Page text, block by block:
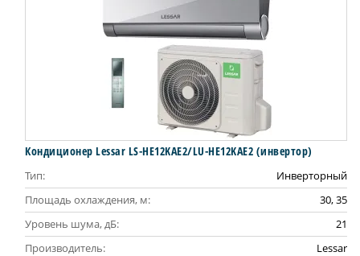
Кондиционер Lessar LS-HE12KAE2/LU-HE12KAE2 (инвертор)
Тип:
Инверторный
Площадь охлаждения, м:
30, 35
Уровень шума, дБ:
21
Производитель:
Lessar